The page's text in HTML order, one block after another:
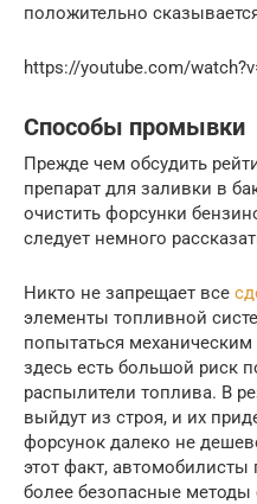
положительно
https://youtube.com/
Способы промывки
Прежде чем обсудить
препарат для заливки в
очистить форсунки
следует немного
Никто не запрещает все
элементы топливной
попытаться механическим
здесь есть большой риск
распылители топлива. В
выйдут из строя, и их
форсунок далеко не
этот факт,
более безопасные методы